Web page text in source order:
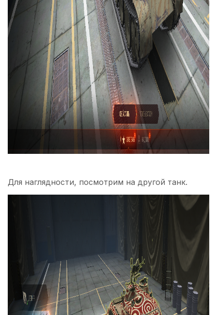
Для наглядности, посмотрим на другой танк.